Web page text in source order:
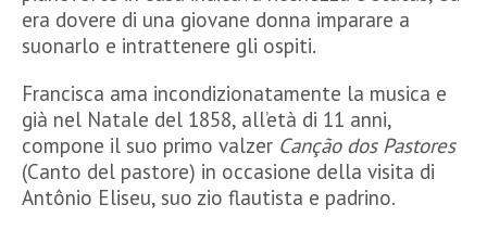
era dovere di una giovane donna imparare a
suonarlo e intrattenere gli ospiti.
Francisca ama incondizionatamente la musica e
già nel Natale del 1858, all’età di 11 anni,
compone il suo primo valzer Canção dos Pastores
(Canto del pastore) in occasione della visita di
Antônio Eliseu, suo zio flautista e padrino.